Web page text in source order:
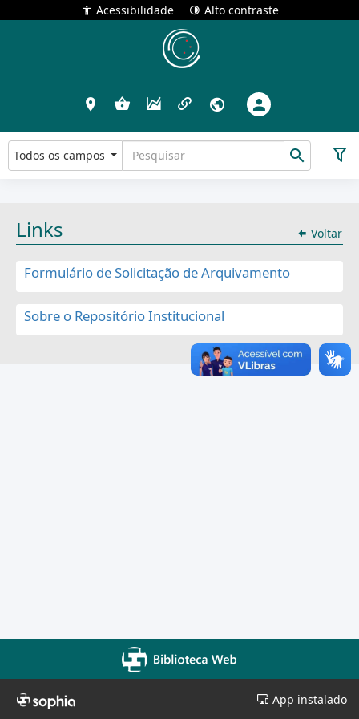
Acessibilidade Alto contraste
Todos os campos
Links Voltar
Formulário de Solicitação de Arquivamento
Sobre o Repositório Institucional
App instalado